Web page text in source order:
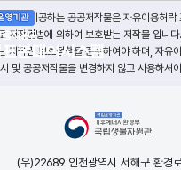
에서 제공하는 공공저작물은 자유이용허
저작권법에 의하여 보호받는 저작물 입니다.
저작권 보호정책을 준수하여야 하며, 자유
및 공공저작물을 변경하지 않고 사용하셔
(우)22689 인천광역시 서해구 환경